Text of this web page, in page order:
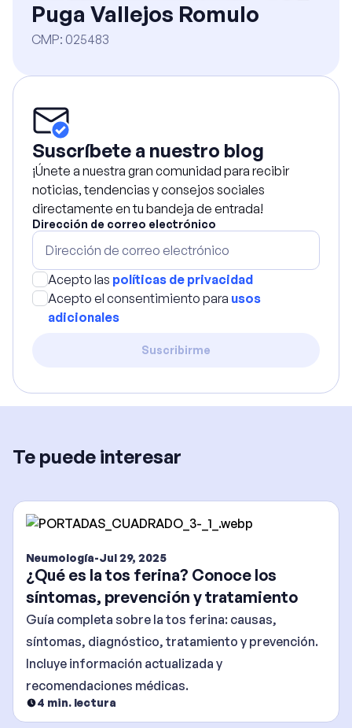
Puga Vallejos Romulo
CMP: 025483
Suscríbete a nuestro blog
¡Únete a nuestra gran comunidad para recibir
noticias, tendencias y consejos sociales
directamente en tu bandeja de entrada!
Dirección de correo electrónico
Acepto las políticas de privacidad
Acepto el consentimiento para usos
adicionales
Suscribirme
Te puede interesar
Neumología-Jul 29, 2025
¿Qué es la tos ferina? Conoce los
síntomas, prevención y tratamiento
Guía completa sobre la tos ferina: causas,
síntomas, diagnóstico, tratamiento y prevención.
Incluye información actualizada y
recomendaciones médicas.
4 min. lectura